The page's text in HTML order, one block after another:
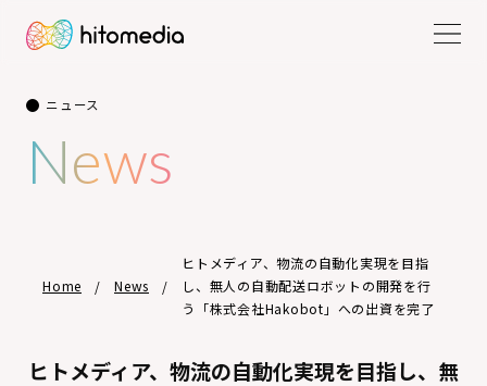
ニュース
News
Home News
ヒトメディア、物流の自動化実現を目指
し、無人の自動配送ロボットの開発を行
う「株式会社Hakobot」への出資を完了
ヒトメディア、物流の自動化実現を目指し、無